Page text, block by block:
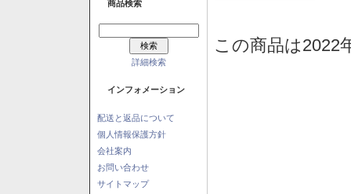
商品検索
詳細検索
インフォメーション
配送と返品について
個人情報保護方針
会社案内
お問い合わせ
サイトマップ
この商品は2022